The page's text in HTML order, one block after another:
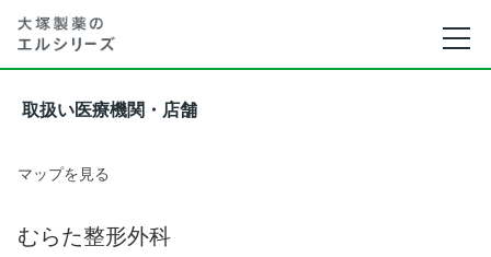
取扱い医療機関・店舗
マップを見る
むらた整形外科